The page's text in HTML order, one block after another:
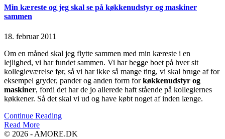
Min kæreste og jeg skal se på køkkenudstyr og maskiner
sammen
18. februar 2011
Om en måned skal jeg flytte sammen med min kæreste i en
lejlighed, vi har fundet sammen. Vi har begge boet på hver sit
kollegieværelse før, så vi har ikke så mange ting, vi skal bruge af for
eksempel gryder, pander og anden form forkøkkenudstyr og
maskiner, fordi det har de jo allerede haft stående på kollegiernes
køkkener. Så det skal vi ud og have købt noget af inden længe.
Continue Reading
Read More
© 2026 - AMORE.DK